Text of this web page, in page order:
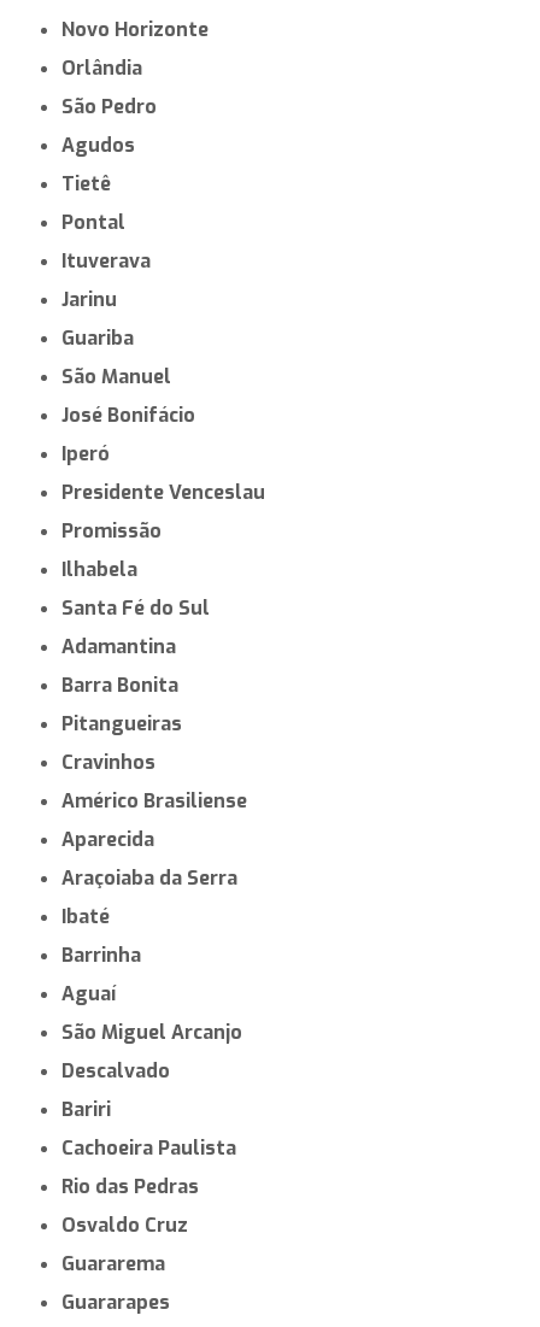
Novo Horizonte
Orlândia
São Pedro
Agudos
Tietê
Pontal
Ituverava
Jarinu
Guariba
São Manuel
José Bonifácio
Iperó
Presidente Venceslau
Promissão
Ilhabela
Santa Fé do Sul
Adamantina
Barra Bonita
Pitangueiras
Cravinhos
Américo Brasiliense
Aparecida
Araçoiaba da Serra
Ibaté
Barrinha
Aguaí
São Miguel Arcanjo
Descalvado
Bariri
Cachoeira Paulista
Rio das Pedras
Osvaldo Cruz
Guararema
Guararapes